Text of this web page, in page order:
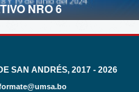
NRO 6
SAN ANDRÉS, 2017 - 2026